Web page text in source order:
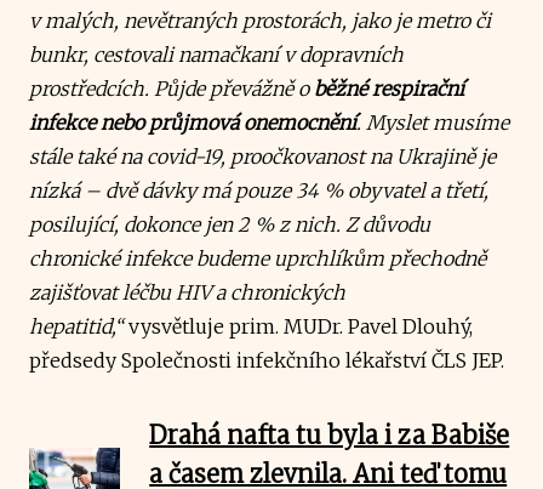
v malých, nevětraných prostorách, jako je metro či
bunkr, cestovali namačkaní v dopravních
prostředcích. Půjde převážně o běžné respirační
infekce nebo průjmová onemocnění. Myslet musíme
stále také na covid-19, proočkovanost na Ukrajině je
nízká – dvě dávky má pouze 34 % obyvatel a třetí,
posilující, dokonce jen 2 % z nich. Z důvodu
chronické infekce budeme uprchlíkům přechodně
zajišťovat léčbu HIV a chronických
hepatitid,“vysvětluje prim. MUDr. Pavel Dlouhý,
předsedy Společnosti infekčního lékařství ČLS JEP.
Drahá nafta tu byla i za Babiše
a časem zlevnila. Ani teď tomu